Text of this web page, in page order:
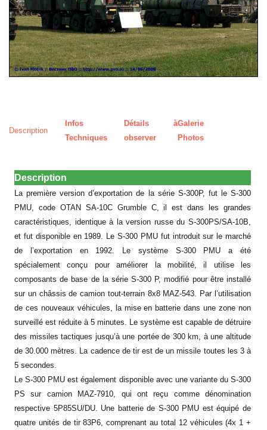
Description
Infos
Techniques
Détails à
observer
Galerie
Photos
Description
La première version d’exportation de la série S-300P, fut le S-300
PMU, code OTAN SA-10C Grumble C, il est dans les grandes
caractéristiques, identique à la version russe du S-300PS/SA-10B,
et fut disponible en 1989. Le S-300 PMU fut introduit sur le marché
de l’exportation en 1992. Le système S-300 PMU a été
spécialement conçu pour améliorer la mobilité, il utilise les
composants de base de la série S-300 P, modifié pour être installé
sur un châssis de camion tout-terrain 8x8 MAZ-543. Par l’utilisation
de ces nouveaux véhicules, la mise en batterie dans une zone non
surveillé est réduite à 5 minutes. Le système est capable de détruire
des missiles tactiques jusqu’à une portée de 300 km, à une altitude
de 30.000 mètres. La cadence de tir est de un missile toutes les 3 à
5 secondes.
Le S-300 PMU est également disponible avec une variante du S-300
PS sur camion MAZ-7910, qui ont reçu comme dénomination
respective 5P85SU/DU. Une batterie de S-300 PMU est équipé de
quatre unités de tir 83P6, comprenant au total 12 véhicules (4x 1 +